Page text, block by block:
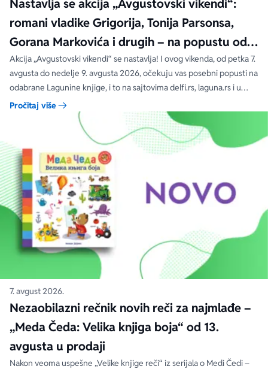
Nastavlja se akcija „Avgustovski vikendi“:
romani vladike Grigorija, Tonija Parsonsa,
Gorana Markovića i drugih – na popustu od
čak 40, 50 i 60%
Akcija „Avgustovski vikendi“ se nastavlja! I ovog vikenda, od petka 7.
avgusta do nedelje 9. avgusta 2026, očekuju vas posebni popusti na
odabrane Lagunine knjige, i to na sajtovima delfi.rs, laguna.rs i u
svim Delfi knjižarama.
Pročitaj više
7. avgust 2026.
Nezaobilazni rečnik novih reči za najmlađe –
„Meda Čeda: Velika knjiga boja“ od 13.
avgusta u prodaji
Nakon veoma uspešne „Velike knjige reči“ iz serijala o Medi Čedi –